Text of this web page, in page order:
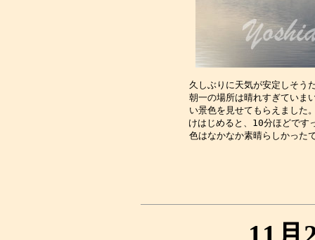
久しぶりに天気が安定しそう
朝一の場所は晴れすぎていま
い景色を見せてもらえました
けはじめると、10分ほどです